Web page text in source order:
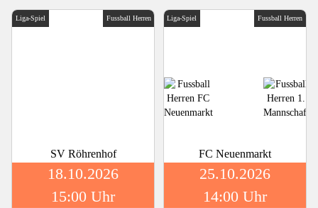
Liga-Spiel Fussball Herren
SV Röhrenhof
18.10.2026
15:00 Uhr
Liga-Spiel Fussball Herren
FC Neuenmarkt
25.10.2026
14:00 Uhr